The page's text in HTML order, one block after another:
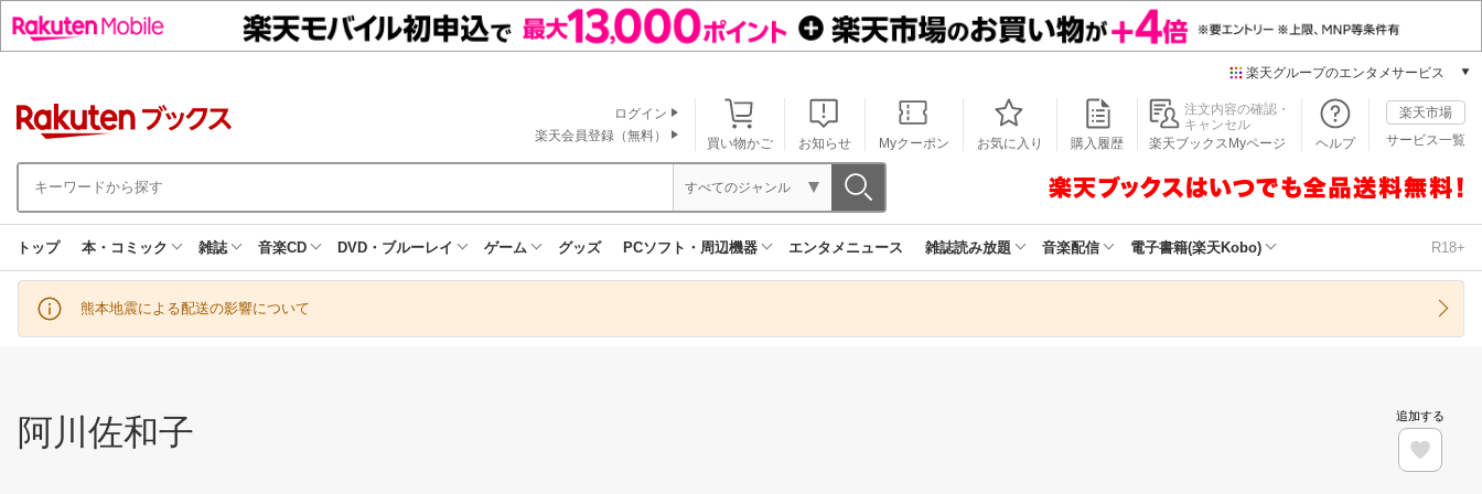
楽天グループのエンタメサービス
本/ゲーム/CD/DVD
楽天ブックス
楽天Kobo
楽天ミュージック
楽天TV
買い物かご お知らせ Myクーポン お気に入り 購入履歴
注文内容の確認・
キャンセル
楽天ブックスMyページ
ヘルプ
楽天市場
サービス一覧
ログイン
楽天会員登録（無料）
すべてのジャンル
トップ 本・コミック 雑誌 音楽CD DVD・ブルーレイ ゲーム グッズ PCソフト・周辺機器 エンタメニュース 雑誌読み放題 音楽配信 電子書籍(楽天Kobo) R18+
熊本地震による配送の影響について
阿川佐和子 追加する